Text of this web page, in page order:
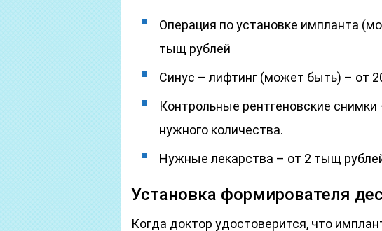
Операция по установке импланта
тыщ рублей
Синус – лифтинг (может быть) – от
Контрольные рентгеновские снимки
нужного количества.
Нужные лекарства – от 2 тыщ
Установка формирователя
Когда доктор удостоверится, что